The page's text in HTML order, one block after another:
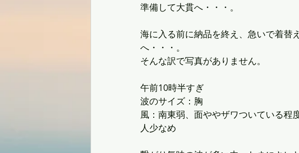
準備して大貫へ・・・。
海に入る前に納品を終え、急いで着替
へ・・・。
そんな訳で写真がありません。
午前10時半すぎ
波のサイズ：胸
風：南東弱、面ややザワついている程
人少なめ